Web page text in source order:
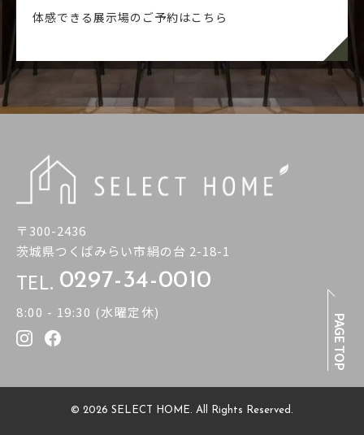
体感できる展示場のご予約はこちら
PAGE TOP
〒300-2436
茨城県つくばみらい市絹の台 2-18-1
TEL. 0297-34-0010
8:00 - 19:30 (水曜定休)
© 2026 SELECT HOME. All Rights Reserved.